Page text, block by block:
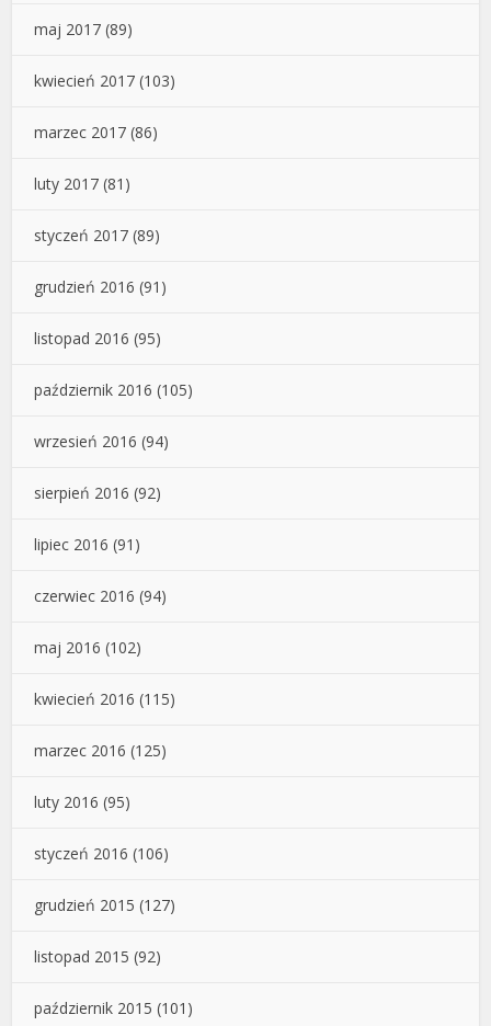
maj 2017 (89)
kwiecień 2017 (103)
marzec 2017 (86)
luty 2017 (81)
styczeń 2017 (89)
grudzień 2016 (91)
listopad 2016 (95)
październik 2016 (105)
wrzesień 2016 (94)
sierpień 2016 (92)
lipiec 2016 (91)
czerwiec 2016 (94)
maj 2016 (102)
kwiecień 2016 (115)
marzec 2016 (125)
luty 2016 (95)
styczeń 2016 (106)
grudzień 2015 (127)
listopad 2015 (92)
październik 2015 (101)